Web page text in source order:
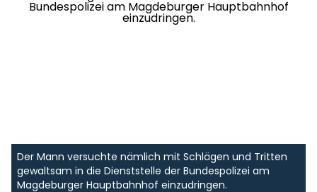
Der Mann versuchte nämlich mit Schlägen und Tritten
gewaltsam in die Dienststelle der Bundespolizei am
Magdeburger Hauptbahnhof einzudringen.